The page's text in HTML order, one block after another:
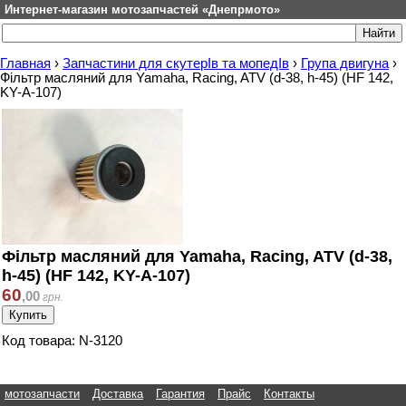
Интернет-магазин мотозапчастей «Днепрмото»
Главная › Запчастини для скутерІв та мопедІв › Група двигуна ›
Фільтр масляний для Yamaha, Racing, ATV (d-38, h-45) (HF 142,
KY-A-107)
Фільтр масляний для Yamaha, Racing, ATV (d-38,
h-45) (HF 142, KY-A-107)
60,00 грн.
Код товара: N-3120
мотозапчасти Доставка Гарантия Прайс
Контакты